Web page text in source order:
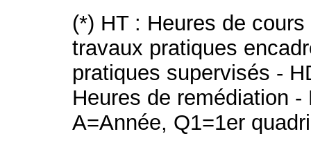
(*) HT : Heures de
travaux pratiques
pratiques supervisés -
Heures de remédiation
A=Année, Q1=1er